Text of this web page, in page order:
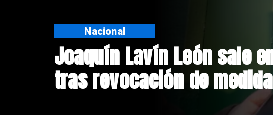
Chile y Venezuela
de relaciones consulares
Nacional